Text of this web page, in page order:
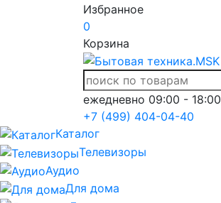
Избранное
0
Корзина
ежедневно 09:00 - 18:00
+7 (499) 404-04-40
Каталог
Телевизоры
Аудио
Для дома